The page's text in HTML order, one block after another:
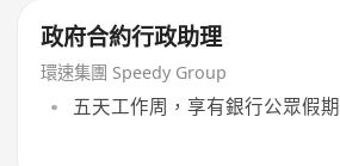
政府合約行政助理
環速集團 Speedy Group
五天工作周，享有銀行公眾假期